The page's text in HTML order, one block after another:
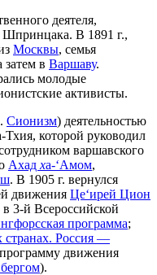
деятеля,
Шпринцака. В 1891 г.,
Москвы, семья
затем в Варшаву.
молодые
активисты.
Сионизм) деятельностью
Тхия, которой руководил
варшавского
Ахад ха-‘Амом,
. В 1905 г. вернулся
движения Це‘ирей Цион
3-й Всероссийской
программа;
странах. Россия —
движения
).